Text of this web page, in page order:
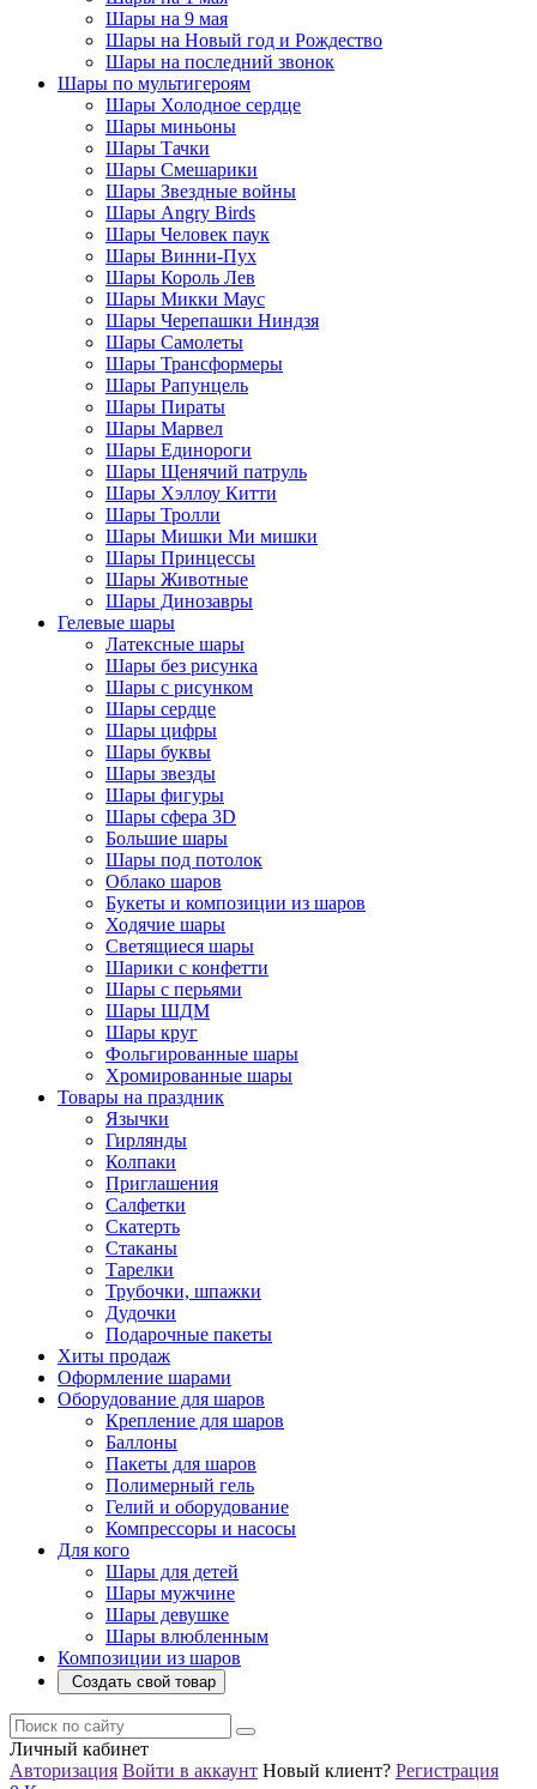
Шары на 9 мая
Шары на Новый год и Рождество
Шары на последний звонок
Шары по мультигероям
Шары Холодное сердце
Шары миньоны
Шары Тачки
Шары Смешарики
Шары Звездные войны
Шары Angry Birds
Шары Человек паук
Шары Винни-Пух
Шары Король Лев
Шары Микки Маус
Шары Черепашки Ниндзя
Шары Самолеты
Шары Трансформеры
Шары Рапунцель
Шары Пираты
Шары Марвел
Шары Единороги
Шары Щенячий патруль
Шары Хэллоу Китти
Шары Тролли
Шары Мишки Ми мишки
Шары Принцессы
Шары Животные
Шары Динозавры
Гелевые шары
Латексные шары
Шары без рисунка
Шары с рисунком
Шары сердце
Шары цифры
Шары буквы
Шары звезды
Шары фигуры
Шары сфера 3D
Большие шары
Шары под потолок
Облако шаров
Букеты и композиции из шаров
Ходячие шары
Светящиеся шары
Шарики с конфетти
Шары с перьями
Шары ШДМ
Шары круг
Фольгированные шары
Хромированные шары
Товары на праздник
Язычки
Гирлянды
Колпаки
Приглашения
Салфетки
Скатерть
Стаканы
Тарелки
Трубочки, шпажки
Дудочки
Подарочные пакеты
Хиты продаж
Оформление шарами
Оборудование для шаров
Крепление для шаров
Баллоны
Пакеты для шаров
Полимерный гель
Гелий и оборудование
Компрессоры и насосы
Для кого
Шары для детей
Шары мужчине
Шары девушке
Шары влюбленным
Композиции из шаров
Создать свой товар
Личный кабинет
Авторизация Войти в аккаунт Новый клиент? Регистрация